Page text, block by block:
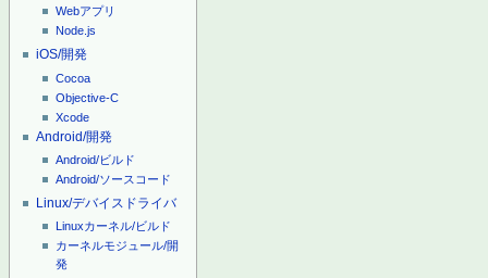
Webアプリ
Node.js
iOS/開発
Cocoa
Objective-C
Xcode
Android/開発
Android/ビルド
Android/ソースコード
Linux/デバイスドライバ
Linuxカーネル/ビルド
カーネルモジュール/開
発